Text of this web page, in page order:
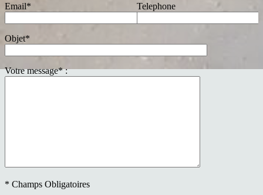
Email* Telephone
Objet*
Votre message* :
* Champs Obligatoires